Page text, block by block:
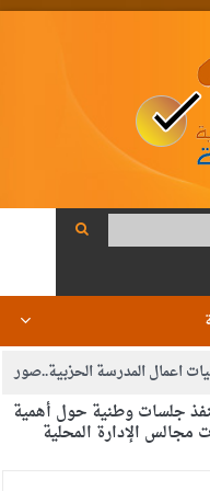
اعمال المدرسة الحزبية..صور
في الحقوق والقانون
التاريخية على المقدسات
جلسات وطنية حول أهمية
مجالس الإدارة المحلية